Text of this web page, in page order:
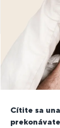
Cítite sa